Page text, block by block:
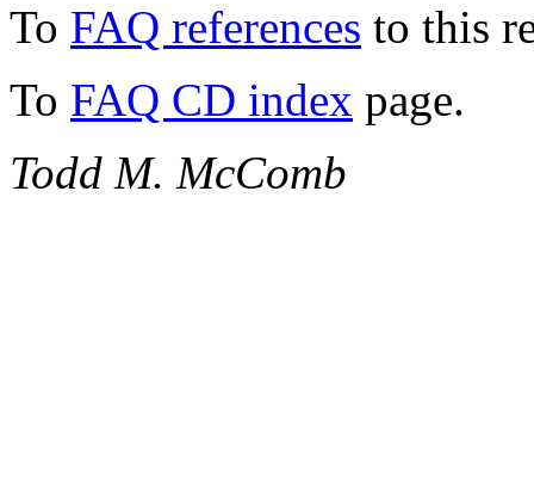
To FAQ references to this
To FAQ CD index page.
Todd M. McComb